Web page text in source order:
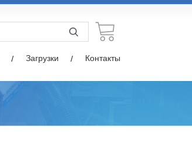
Загрузки Контакты